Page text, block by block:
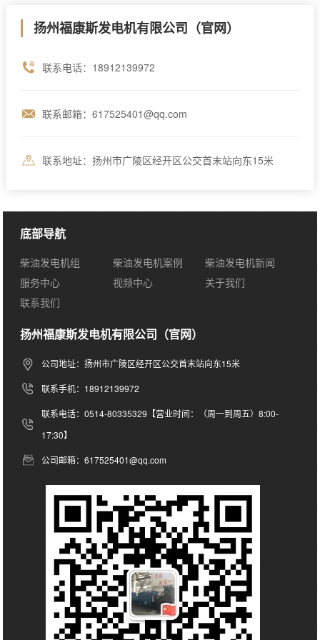
扬州福康斯发电机有限公司（官网）
联系电话：18912139972
联系邮箱：617525401@qq.com
联系地址：扬州市广陵区经开区公交首末站向东15米
底部导航
柴油发电机组 柴油发电机案例
柴油发电机新闻
服务中心
视频中心
关于我们
联系我们
扬州福康斯发电机有限公司（官网）
公司地址：扬州市广陵区经开区公交首末站向东15米
联系手机：18912139972
联系电话：0514-80335329【营业时间：（周一到周五）8:00-
17:30】
公司邮箱：617525401@qq.com